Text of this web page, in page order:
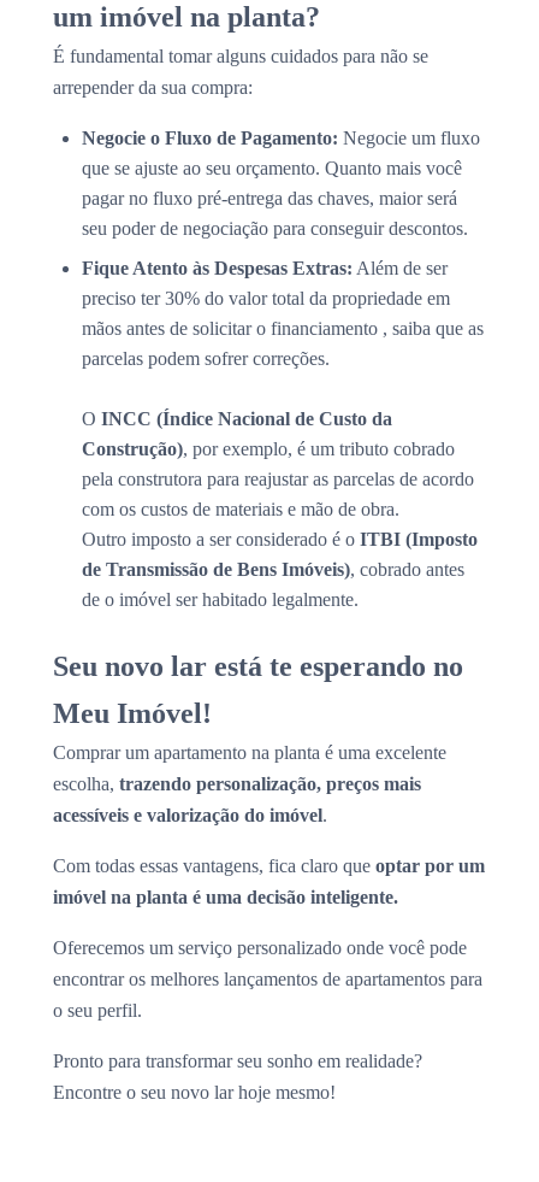
um imóvel na planta?
É fundamental tomar alguns cuidados para não se
arrepender da sua compra:
Negocie o Fluxo de Pagamento: Negocie um fluxo
que se ajuste ao seu orçamento. Quanto mais você
pagar no fluxo pré-entrega das chaves, maior será
seu poder de negociação para conseguir descontos.
Fique Atento às Despesas Extras: Além de ser
preciso ter 30% do valor total da propriedade em
mãos antes de solicitar o financiamento , saiba que as
parcelas podem sofrer correções.
O INCC (Índice Nacional de Custo da
Construção), por exemplo, é um tributo cobrado
pela construtora para reajustar as parcelas de acordo
com os custos de materiais e mão de obra.
Outro imposto a ser considerado é o ITBI (Imposto
de Transmissão de Bens Imóveis), cobrado antes
de o imóvel ser habitado legalmente.
Seu novo lar está te esperando no
Meu Imóvel!
Comprar um apartamento na planta é uma excelente
escolha, trazendo personalização, preços mais
acessíveis e valorização do imóvel.
Com todas essas vantagens, fica claro que optar por um
imóvel na planta é uma decisão inteligente.
Oferecemos um serviço personalizado onde você pode
encontrar os melhores lançamentos de apartamentos para
o seu perfil.
Pronto para transformar seu sonho em realidade?
Encontre o seu novo lar hoje mesmo!